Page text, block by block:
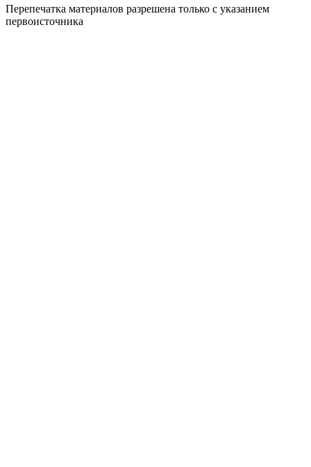
Перепечатка материалов разрешена только с указанием
первоисточника